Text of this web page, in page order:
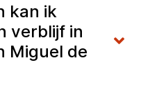
kan ik
verblijf in
Miguel de